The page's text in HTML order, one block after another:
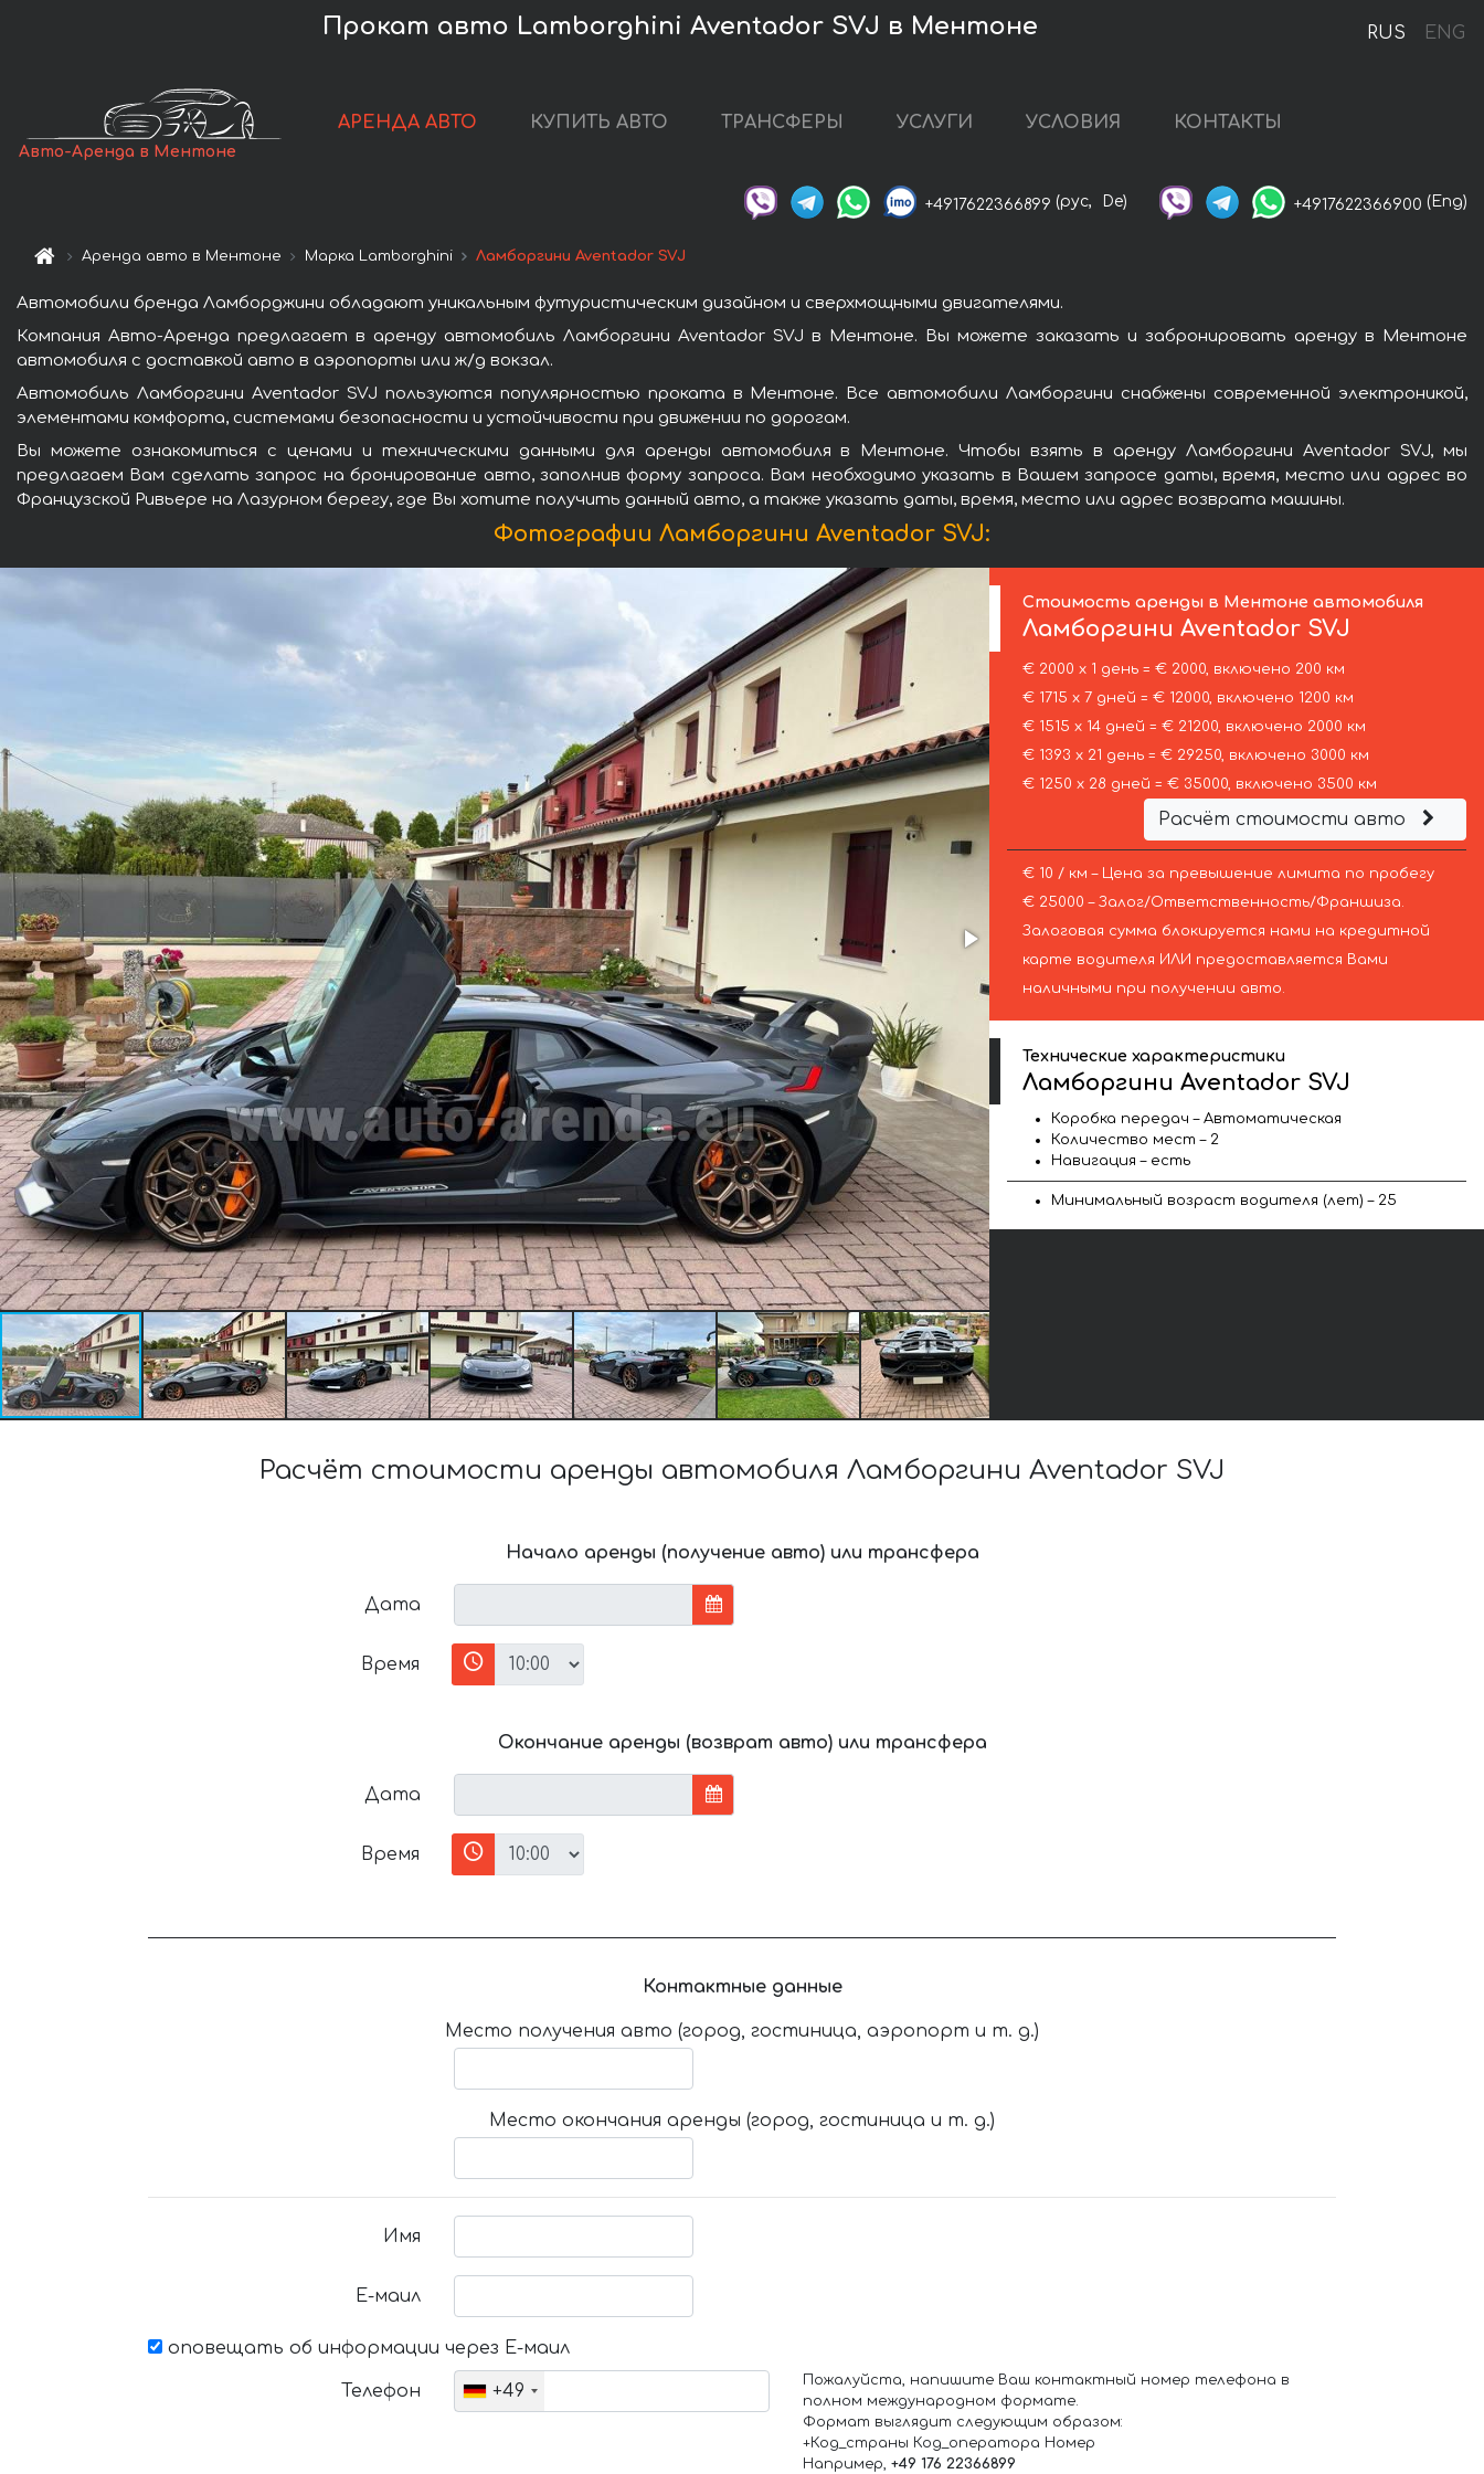
RUS ENG
Прокат авто Lamborghini Aventador SVJ в Ментоне
Авто-Аренда в Ментоне
АРЕНДА АВТО КУПИТЬ АВТО ТРАНСФЕРЫ УСЛУГИ УСЛОВИЯ КОНТАКТЫ
+4917622366899 (рус, De) +4917622366900 (Eng)
Аренда авто в Ментоне Марка Lamborghini Ламборгини Aventador SVJ
Автомобили бренда Ламборджини обладают уникальным футуристическим дизайном и сверхмощными двигателями.
Компания Авто-Аренда предлагает в аренду автомобиль Ламборгини Aventador SVJ в Ментоне. Вы можете заказать и забронировать аренду в Ментоне
автомобиля с доставкой авто в аэропорты или ж/д вокзал.
Автомобиль Ламборгини Aventador SVJ пользуются популярностью проката в Ментоне. Все автомобили Ламборгини снабжены современной электроникой,
элементами комфорта, системами безопасности и устойчивости при движении по дорогам.
Вы можете ознакомиться с ценами и техническими данными для аренды автомобиля в Ментоне. Чтобы взять в аренду Ламборгини Aventador SVJ, мы
предлагаем Вам сделать запрос на бронирование авто, заполнив форму запроса. Вам необходимо указать в Вашем запросе даты, время, место или адрес во
Французской Ривьере на Лазурном берегу, где Вы хотите получить данный авто, а также указать даты, время, место или адрес возврата машины.
Фотографии Ламборгини Aventador SVJ:
Стоимость аренды в Ментоне автомобиля
Ламборгини Aventador SVJ
€ 2000 х 1 день = € 2000, включено 200 км
€ 1715 х 7 дней = € 12000, включено 1200 км
€ 1515 х 14 дней = € 21200, включено 2000 км
€ 1393 х 21 день = € 29250, включено 3000 км
€ 1250 х 28 дней = € 35000, включено 3500 км
Расчёт стоимости авто
€ 10 / км – Цена за превышение лимита по пробегу
€ 25000 – Залог/Ответственность/Франшиза.
Залоговая сумма блокируется нами на кредитной
карте водителя ИЛИ предоставляется Вами
наличными при получении авто.
Технические характеристики
Ламборгини Aventador SVJ
Коробка передач – Автоматическая
Количество мест – 2
Навигация – есть
Минимальный возраст водителя (лет) – 25
Расчёт стоимости аренды автомобиля Ламборгини Aventador SVJ
Начало аренды (получение авто) или трансфера
Дата
Время
Окончание аренды (возврат авто) или трансфера
Дата
Время
Контактные данные
Место получения авто (город, гостиница, аэропорт и т. д.)
Место окончания аренды (город, гостиница и т. д.)
Имя
Е-маил
оповещать об информации через Е-маил
Телефон +49
Пожалуйста, напишите Ваш контактный номер телефона в
полном международном формате.
Формат выглядит следующим образом:
+Код_страны Код_оператора Номер
Например, +49 176 22366899